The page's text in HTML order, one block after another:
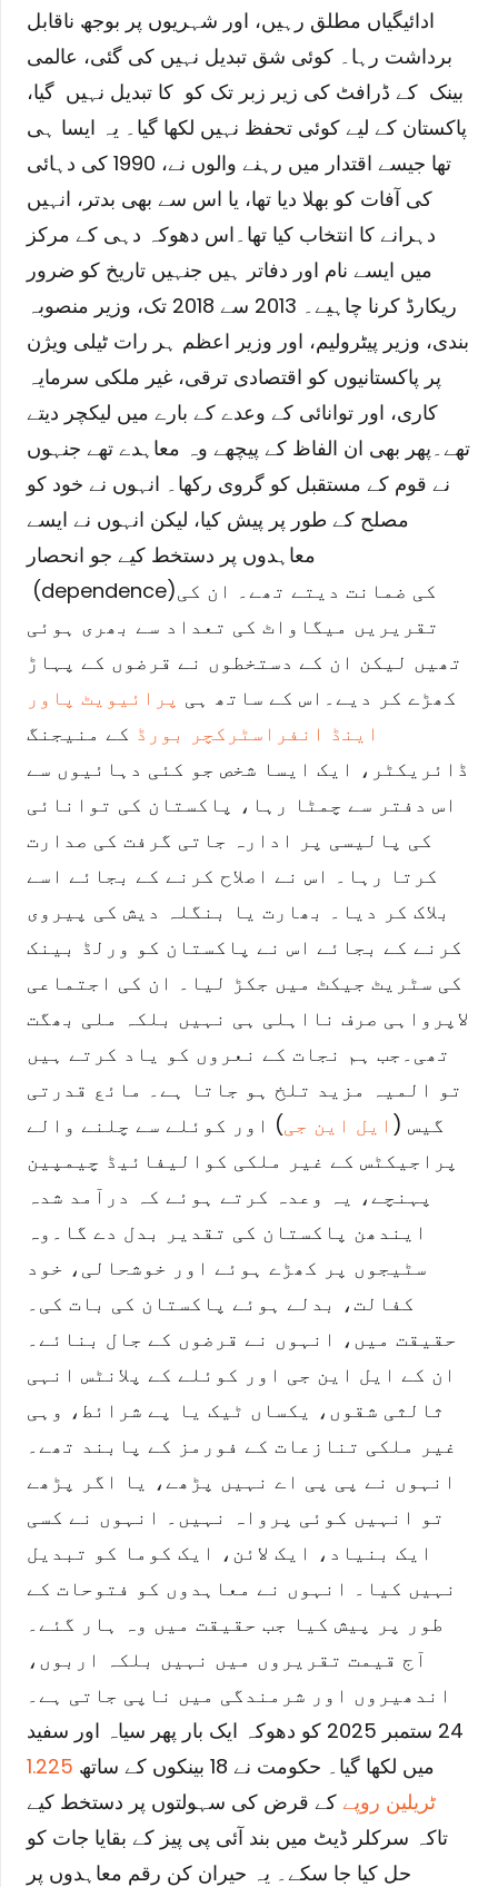
ادائیگیاں مطلق رہیں، اور شہریوں پر بوجھ ناقابل
برداشت رہا۔ کوئی شق تبدیل نہیں کی گئی، عالمی
بینک کے ڈرافٹ کی زیر زبر تک کو کا تبدیل نہیں گیا،
پاکستان کے لیے کوئی تحفظ نہیں لکھا گیا۔ یہ ایسا ہی
تھا جیسے اقتدار میں رہنے والوں نے، 1990 کی دہائی
کی آفات کو بھلا دیا تھا، یا اس سے بھی بدتر، انہیں
دہرانے کا انتخاب کیا تھا۔اس دھوکہ دہی کے مرکز
میں ایسے نام اور دفاتر ہیں جنہیں تاریخ کو ضرور
ریکارڈ کرنا چاہیے۔ 2013 سے 2018 تک، وزیر منصوبہ
بندی، وزیر پیٹرولیم، اور وزیر اعظم ہر رات ٹیلی ویژن
پر پاکستانیوں کو اقتصادی ترقی، غیر ملکی سرمایہ
کاری، اور توانائی کے وعدے کے بارے میں لیکچر دیتے
تھے۔پھر بھی ان الفاظ کے پیچھے وہ معاہدے تھے جنہوں
نے قوم کے مستقبل کو گروی رکھا۔ انہوں نے خود کو
مصلح کے طور پر پیش کیا، لیکن انہوں نے ایسے
معاہدوں پر دستخط کیے جو انحصار
(dependence)کی ضمانت دیتے تھے۔ ان کی
تقریریں میگاواٹ کی تعداد سے بھری ہوئی
تھیں لیکن ان کے دستخطوں نے قرضوں کے پہاڑ
کھڑے کر دیے۔ اس کے ساتھ ہی پرائیویٹ پاور
اینڈ انفراسٹرکچر بورڈ کے منیجنگ
ڈائریکٹر، ایک ایسا شخص جو کئی دہائیوں سے
اس دفتر سے چمٹا رہا، پاکستان کی توانائی
کی پالیسی پر ادارہ جاتی گرفت کی صدارت
کرتا رہا۔ اس نے اصلاح کرنے کے بجائے اسے
بلاک کر دیا۔ بھارت یا بنگلہ دیش کی پیروی
کرنے کے بجائے اس نے پاکستان کو ورلڈ بینک
کی سٹریٹ جیکٹ میں جکڑ لیا۔ ان کی اجتماعی
لاپرواہی صرف نااہلی ہی نہیں بلکہ ملی بھگت
تھی۔ جب ہم نجات کے نعروں کو یاد کرتے ہیں
تو المیہ مزید تلخ ہو جاتا ہے۔ مائع قدرتی
گیس ( ایل این جی) اور کوئلے سے چلنے والے
پراجیکٹس کے غیر ملکی کوالیفائیڈ چیمپین
پہنچے، یہ وعدہ کرتے ہوئے کہ درآمد شدہ
ایندھن پاکستان کی تقدیر بدل دے گا۔ وہ
سٹیجوں پر کھڑے ہوئے اور خوشحالی، خود
کفالت، بدلے ہوئے پاکستان کی بات کی۔
حقیقت میں، انہوں نے قرضوں کے جال بنائے۔
ان کے ایل این جی اور کوئلے کے پلانٹس انہی
ثالثی شقوں، یکساں ٹیک یا پے شرائط، وہی
غیر ملکی تنازعات کے فورمز کے پابند تھے۔
انہوں نے پی پی اے نہیں پڑھے، یا اگر پڑھے
تو انہیں کوئی پرواہ نہیں۔ انہوں نے کسی
ایک بنیاد، ایک لائن، ایک کوما کو تبدیل
نہیں کیا۔ انہوں نے معاہدوں کو فتوحات کے
طور پر پیش کیا جب حقیقت میں وہ ہار گئے۔
آج قیمت تقریروں میں نہیں بلکہ اربوں،
اندھیروں اور شرمندگی میں ناپی جاتی ہے۔
24 ستمبر 2025 کو دھوکہ ایک بار پھر سیاہ اور سفید
میں لکھا گیا۔ حکومت نے 18 بینکوں کے ساتھ
1.225
ٹریلین روپے کے قرض کی سہولتوں پر دستخط کیے
تاکہ سرکلر ڈیٹ میں بند آئی پی پیز کے بقایا جات کو
حل کیا جا سکے۔ یہ حیران کن رقم معاہدوں پر